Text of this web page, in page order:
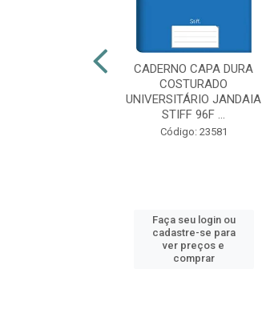
CADERNO CAPA DURA
COSTURADO
UNIVERSITÁRIO JANDAIA
STIFF 96F ...
Código: 23581
Faça seu login ou
cadastre-se para
ver preços e
comprar